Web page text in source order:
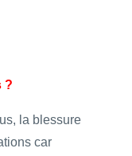
?
la blessure
car